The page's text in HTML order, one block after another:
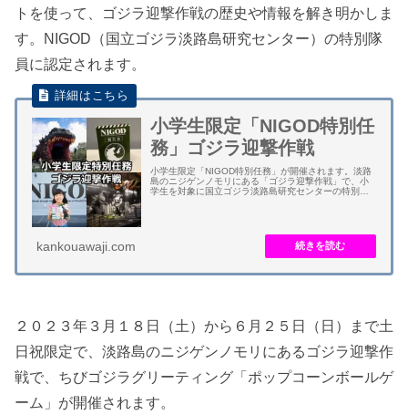
トを使って、ゴジラ迎撃作戦の歴史や情報を解き明かしま
す。NIGOD（国立ゴジラ淡路島研究センター）の特別隊
員に認定されます。
小学生限定「NIGOD特別任
務」ゴジラ迎撃作戦
小学生限定「NIGOD特別任務」が開催されます。淡路
島のニジゲンノモリにある「ゴジラ迎撃作戦」で、小
学生を対象に国立ゴジラ淡路島研究センターの特別任
kankouawaji.com
２０２３年３月１８日（土）から６月２５日（日）まで土
日祝限定で、淡路島のニジゲンノモリにあるゴジラ迎撃作
戦で、ちびゴジラグリーティング「ポップコーンボールゲ
ーム」が開催されます。